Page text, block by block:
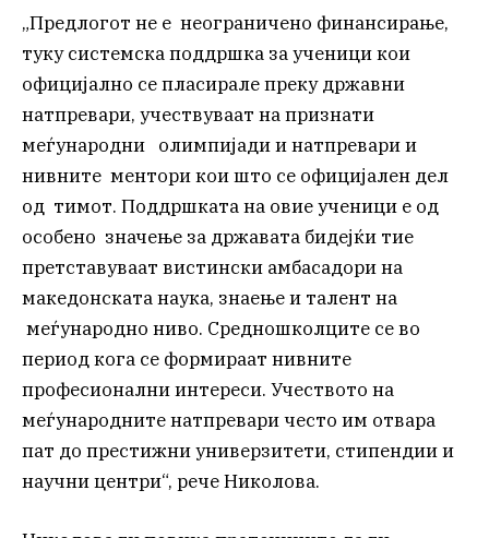
„Предлогот не е неограничено финансирање,
туку системска поддршка за ученици кои
официјално се пласирале преку државни
натпревари, учествуваат на признати
меѓународни олимпијади и натпревари и
нивните ментори кои што се официјален дел
од тимот. Поддршката на овие ученици е од
особено значење за државата бидејќи тие
претставуваат вистински амбасадори на
македонската наука, знаење и талент на
меѓународно ниво. Средношколците се во
период кога се формираат нивните
професионални интереси. Учеството на
меѓународните натпревари често им отвара
пат до престижни универзитети, стипендии и
научни центри“, рече Николова.